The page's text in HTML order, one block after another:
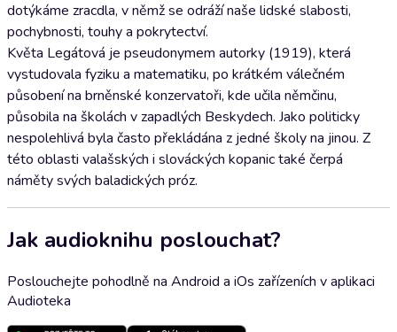
dotýkáme zracdla, v němž se odráží naše lidské slabosti,
pochybnosti, touhy a pokrytectví.
Květa Legátová je pseudonymem autorky (1919), která
vystudovala fyziku a matematiku, po krátkém válečném
působení na brněnské konzervatoři, kde učila němčinu,
působila na školách v zapadlých Beskydech. Jako politicky
nespolehlivá byla často překládána z jedné školy na jinou. Z
této oblasti valašských i slováckých kopanic také čerpá
náměty svých baladických próz.
Jak audioknihu poslouchat?
Poslouchejte pohodlně na Android a iOs zařízeních v aplikaci
Audioteka